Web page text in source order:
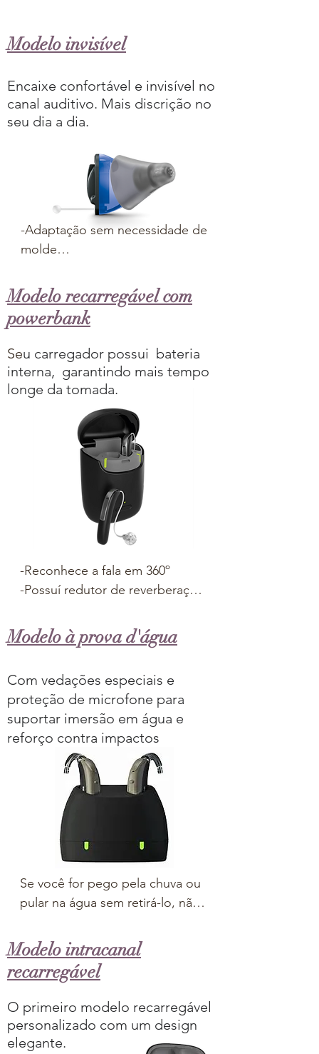
-Aplicativo com Inteligência
-Conectam-se facilmente com
smartphones*, TV´s e outros
dispositivos
remotamente via controle ou a
-Disponíveis nas tecnologias
básica, plus e premium
*Bluetooth® disponível
Modelo invisível
Encaixe confortável e invisível no
canal auditivo. Mais discrição no
seu dia a dia.
-Adaptação sem necessidade de
molde
canal auditivo
-Sinal de processamento
binaural
-Conectam-se facilmente com
smartphones
-Podem ser controlados
aplicativos
-Disponível na tecnologia plus
Modelo recarregável com
powerbank
Seu carregador possui bateria
interna, garantindo mais tempo
longe da tomada.
-Reconhece a fala em 360º
-Possuí redutor de reverberação
-Carregador com powerbank
com carga para 3 dias
-Transmissão direta de áudio
-Sinal de processamento
binaural
-Aplicativo com Inteligência
Artificial
-Conectam-se facilmente com
smartphones*, TV´s e outros
dispositivos
-Podem ser controlados
remotamente via controle ou a
aplicativos.
-Tecnologia premium
Modelo à prova d'água
Com vedações especiais e
proteção de microfone para
suportar imersão em água e
reforço contra impactos
Se você for pego pela chuva ou
pular na água sem retirá-lo, não
-À prova d'água e químicos
(imersão de até 30 minutos em 2
metros de profundidade)
-Adaptação flexível: use com
gancho tradicional ou tubo fino
garantindo mais discrição.
Modelo intracanal
recarregável
O primeiro modelo recarregável
personalizado com um design
elegante.